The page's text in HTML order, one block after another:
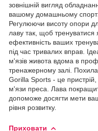
зовнішній вигляд
вашому домашньому
Регулюючи висоту опори
лаву так, щоб
ефективність ваших
під час тривалих вправ.
м'язів живота вдома в
тренажерному залі.
Gorilla Sports - це
м'язи преса. Лава
допоможе досягти мети
рівня розвитку.
Приховати